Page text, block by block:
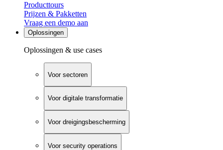
Producttours
Prijzen & Pakketten
Vraag een demo aan
Oplossingen
Oplossingen & use cases
Voor sectoren
Voor digitale transformatie
Voor dreigingsbescherming
Voor security operations